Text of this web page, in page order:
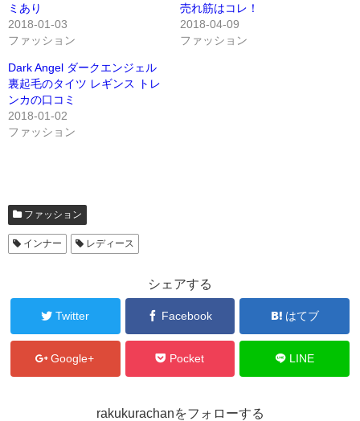
ミあり
2018-01-03
ファッション
売れ筋はコレ！
2018-04-09
ファッション
Dark Angel ダークエンジェル
裏起毛のタイツ レギンス トレ
ンカの口コミ
2018-01-02
ファッション
ファッション
インナー レディース
シェアする
Twitter Facebook はてブ
Google+ Pocket LINE
rakukurachanをフォローする